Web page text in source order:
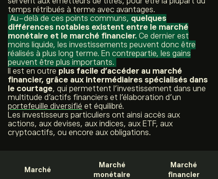
temps rétribués à terme avec avantages.
Au-delà de ces points communs, quelques
différences notables existent entre le marché
monétaire et le marché financier. Ce dernier est
moins liquide, les investissements peuvent donc être
réalisés à plus long terme. En contrepartie, les gains
peuvent être plus importants.
Il est en outre plus facile d’accéder au marché
financier, grâce aux intermédiaires spécialisés dans
le courtage, qui permettent l’investissement dans une
multitude d’actifs financiers et l’élaboration d’un
portefeuille diversifié et équilibré.
Les investisseurs particuliers ont ainsi accès aux
actions, aux devises, aux indices, aux ETF, aux
cryptoactifs, ou encore aux obligations.
Marché
Marché
monétaire
Marché
financier